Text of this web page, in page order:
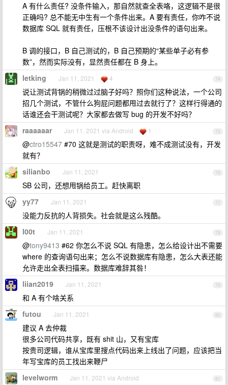
A 有什么责任? 没条件输入，那自然就查全表咯，这逻辑不是很
正确吗? 总不能无中生有一个条件出来。A 要有责任，你咋不说
数据库 SQL 就有责任，压根不该设计出没条件的语句出来。
B 调的接口，B 自己测试的，B 自己预期的“某些单子必有参
数”，然而实际没有，显然责任都在 B 身上。
74
letking Jan 11, 2021 4
说让测试背锅的稍微过过脑子好吗？照你们这种说法，一个公司
招几个测试，不管什么狗屁问题都甩过去就行了？这样行得通的
话谁还会干测试呢？大家都去做写 bug 的开发不好吗？
75
raaaaaar Jan 11, 2021 via Android 1
@ctro15547 #70 这就是测试的职责呀，难不成测试没有，开发
就有？
76
silianbo Jan 11, 2021
SB 公司，还想甩锅给员工。赶快离职
77
yy77 Jan 11, 2021
没能力反抗的人背损失。社会就是这么残酷。
78
l00t Jan 11, 2021
@tony9413 #62 你怎么不说 SQL 有隐患，怎么给设计出不需要
where 的查询语句出来；怎么不说数据库有隐患，怎么大表还能
允许走出全表扫描来。数据库难辞其咎！
79
liian2019 Jan 11, 2021
和 A 有个啥关系
80
futou Jan 11, 2021
建议 A 去仲裁
很多公司代码共享，既有 shit 山，又有宝库
按贵司逻辑，谁从宝库里搜点代码出来上线出了问题，应该把当
年写宝库的员工找出来鞭尸
81
levelworm Jan 11, 2021 via Android